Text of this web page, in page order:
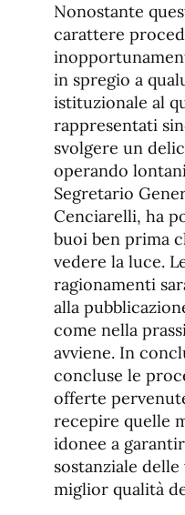
Nonostante
carattere
in spregio a
istituzionale al
rappresentati
svolgere un
operando
Segretario
Cenciarelli, ha
buoi ben prima
vedere la luce.
ragionamenti
alla
come nella
avviene. In
concluse le
offerte
recepire quelle
idonee a
sostanziale
miglior qualità